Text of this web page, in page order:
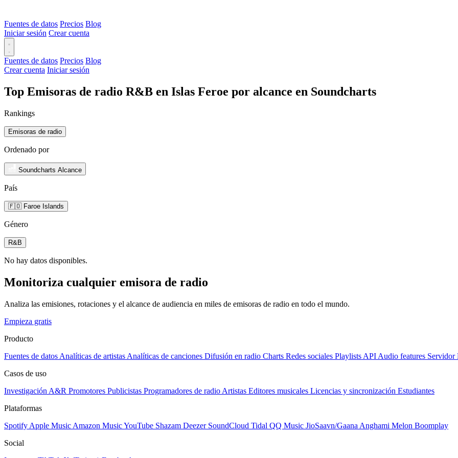
Fuentes de datos Precios Blog
Iniciar sesión Crear cuenta
Fuentes de datos Precios Blog
Crear cuenta Iniciar sesión
Top Emisoras de radio R&B en Islas Feroe por alcance en Soundcharts
Rankings
Emisoras de radio
Ordenado por
Soundcharts Alcance
País
🇫🇴 Faroe Islands
Género
R&B
No hay datos disponibles.
Monitoriza cualquier emisora de radio
Analiza las emisiones, rotaciones y el alcance de audiencia en miles de emisoras de radio en todo el mundo.
Empieza gratis
Producto
Fuentes de datos Analíticas de artistas Analíticas de canciones Difusión en radio Charts Redes sociales Playlists API Audio features Servidor
Casos de uso
Investigación A&R Promotores Publicistas Programadores de radio Artistas Editores musicales Licencias y sincronización Estudiantes
Plataformas
Spotify Apple Music Amazon MusicYouTube Shazam Deezer SoundCloud Tidal QQ Music JioSaavn/Gaana Anghami Melon Boomplay
Social